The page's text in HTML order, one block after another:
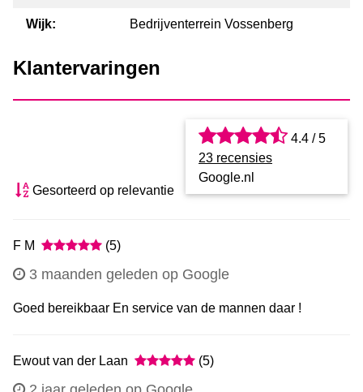
Wijk: Bedrijventerrein Vossenberg
Klantervaringen
Gesorteerd op relevantie
4.4 / 5
23 recensies
Google.nl
F M (5)
3 maanden geleden op Google
Goed bereikbaar En service van de mannen daar !
Ewout van der Laan (5)